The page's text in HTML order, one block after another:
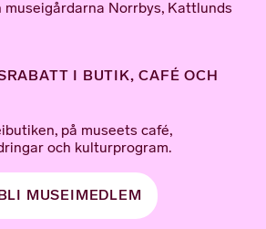
museigårdarna Norrbys, Kattlunds
I BUTIK, CAFÉ OCH
på museets café,
och kulturprogram.
MUSEIMEDLEM